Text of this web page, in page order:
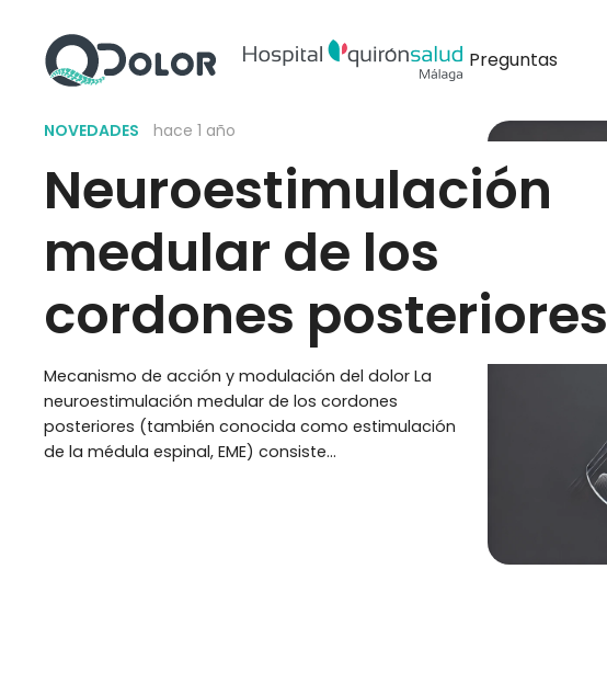
Preguntas
NOVEDADES hace 1 año
Neuroestimulación
medular de los
cordones posteriores
Mecanismo de acción y modulación del dolor La
neuroestimulación medular de los cordones
posteriores (también conocida como estimulación
de la médula espinal, EME) consiste…